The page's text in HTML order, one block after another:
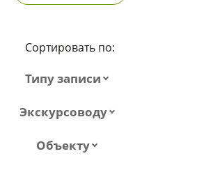
Сортировать по:
Типу записи
Экскурсоводу
Объекту